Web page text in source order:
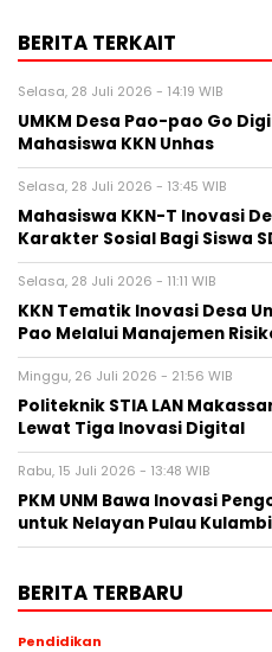
BERITA TERKAIT
Selasa, 28 Juli 2026 - 14:19 WIB
UMKM Desa Pao-pao Go
Mahasiswa KKN Unhas
Selasa, 28 Juli 2026 - 13:45 WIB
Mahasiswa KKN-T Inovasi
Karakter Sosial Bagi Siswa
Selasa, 28 Juli 2026 - 11:11 WIB
KKN Tematik Inovasi Desa
Pao Melalui Manajemen
Minggu, 26 Juli 2026 - 21:56 WIB
Politeknik STIA LAN
Lewat Tiga Inovasi Digital
Rabu, 15 Juli 2026 - 13:48 WIB
PKM UNM Bawa Inovasi
untuk Nelayan Pulau
BERITA TERBARU
Pendidikan